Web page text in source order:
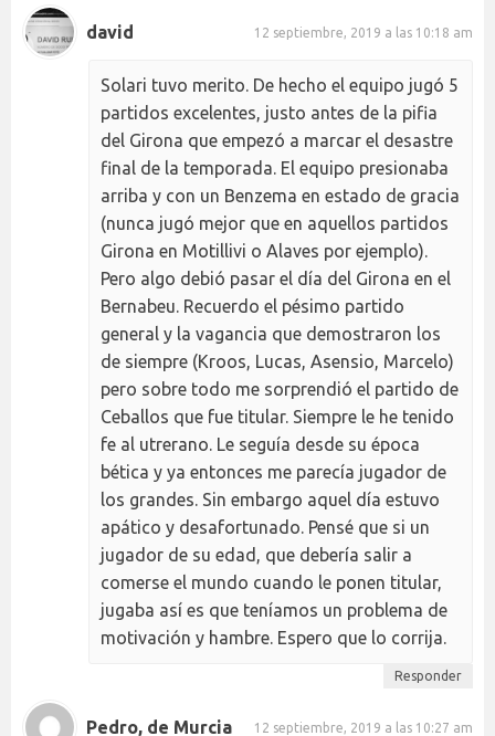
david 12 septiembre, 2019 a las 10:18 am
Solari tuvo merito. De hecho el equipo jugó 5
partidos excelentes, justo antes de la pifia
del Girona que empezó a marcar el desastre
final de la temporada. El equipo presionaba
arriba y con un Benzema en estado de gracia
(nunca jugó mejor que en aquellos partidos
Girona en Motillivi o Alaves por ejemplo).
Pero algo debió pasar el día del Girona en el
Bernabeu. Recuerdo el pésimo partido
general y la vagancia que demostraron los
de siempre (Kroos, Lucas, Asensio, Marcelo)
pero sobre todo me sorprendió el partido de
Ceballos que fue titular. Siempre le he tenido
fe al utrerano. Le seguía desde su época
bética y ya entonces me parecía jugador de
los grandes. Sin embargo aquel día estuvo
apático y desafortunado. Pensé que si un
jugador de su edad, que debería salir a
comerse el mundo cuando le ponen titular,
jugaba así es que teníamos un problema de
motivación y hambre. Espero que lo corrija.
Responder
Pedro, de Murcia 12 septiembre, 2019 a las 10:27 am